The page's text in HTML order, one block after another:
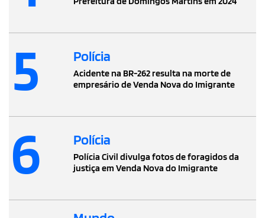
5 Polícia
Acidente na BR-262 resulta na morte de
empresário de Venda Nova do Imigrante
6 Polícia
Polícia Civil divulga fotos de foragidos da
justiça em Venda Nova do Imigrante